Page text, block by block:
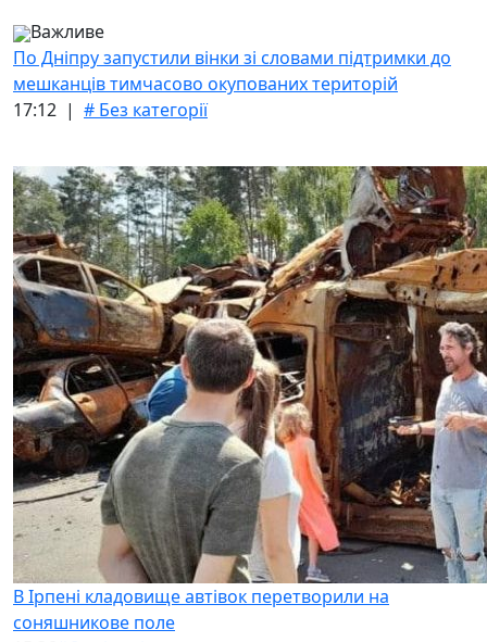
Важливе
По Дніпру запустили вінки зі словами підтримки до
мешканців тимчасово окупованих територій
17:12 | # Без категорії
В Ірпені кладовище автівок перетворили на
соняшникове поле